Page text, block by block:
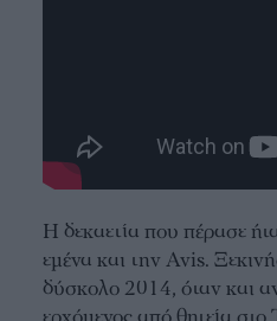
H δεκαετία που πέρασε
εμένα και την Avis.
δύσκολο 2014, όταν και